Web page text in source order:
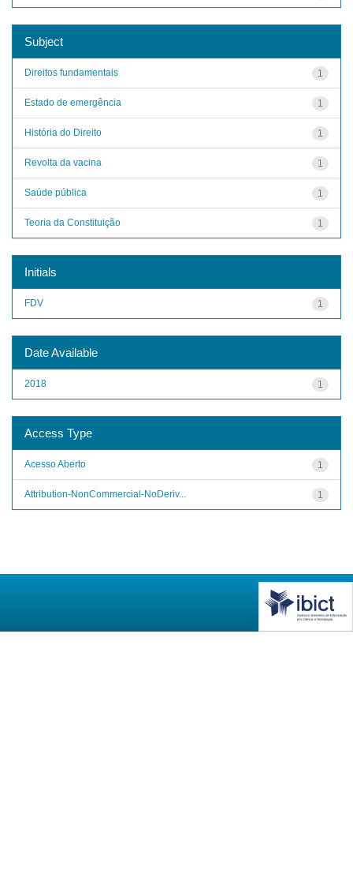
Subject
1
Direitos fundamentais
1
Estado de emergência
1
História do Direito
1
Revolta da vacina
1
Saúde pública
1
Teoria da Constituição
Initials
1
FDV
Date Available
1
2018
Access Type
1
Acesso Aberto
1
Attribution-NonCommercial-NoDeriv...